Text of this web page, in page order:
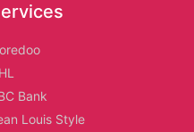
Bank
Louis Style